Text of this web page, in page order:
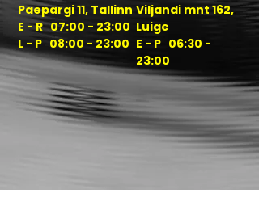
Paepargi 11, Tallinn
E - R 07:00 - 23:00
L - P 08:00 - 23:00
Viljandi mnt 162,
Luige
E - P 06:30 -
23:00